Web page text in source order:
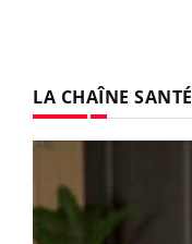
LA CHAÎNE SANTÉ